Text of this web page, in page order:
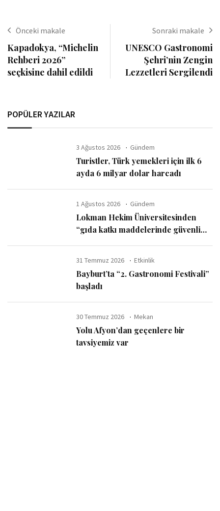
Önceki makale
Kapadokya, “Michelin
Rehberi 2026”
seçkisine dahil edildi
Sonraki makale
UNESCO Gastronomi
Şehri’nin Zengin
Lezzetleri Sergilendi
POPÜLER YAZILAR
3 Ağustos 2026 Gündem
Turistler, Türk yemekleri için ilk 6
ayda 6 milyar dolar harcadı
1 Ağustos 2026 Gündem
Lokman Hekim Üniversitesinden
“gıda katkı maddelerinde güvenli
31 Temmuz 2026 Etkinlik
Bayburt’ta “2. Gastronomi Festivali”
başladı
30 Temmuz 2026 Mekan
Yolu Afyon’dan geçenlere bir
tavsiyemiz var